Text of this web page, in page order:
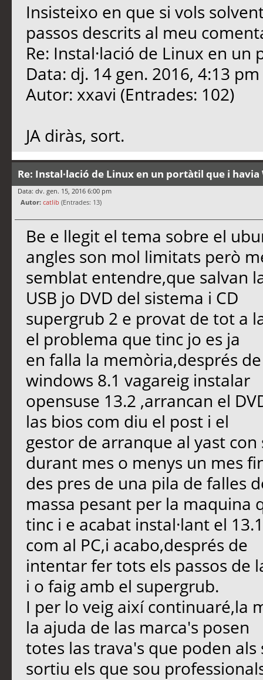
Insisteixo en que si vols
passos descrits al meu
Re: Instal·lació de Linux en
Data: dj. 14 gen. 2016, 4:13 pm
Autor: xxavi (Entrades: 102)
JA diràs, sort.
Re: Instal·lació de Linux en un portàtil que i havia
Data: dv. gen. 15, 2016 6:00 pm
Autor: catlib (Entrades: 13)
Be e llegit el tema sobre el
angles son mol limitats però
semblat entendre,que salvan
USB jo DVD del sistema i CD
supergrub 2 e provat de tot a
el problema que tinc jo es ja
en falla la memòria,després
windows 8.1 vagareig instalar
opensuse 13.2 ,arrancan el
las bios com diu el post i el
gestor de arranque al yast
durant mes o menys un mes
des pres de una pila de falles
massa pesant per la maquina
tinc i e acabat instal·lant el
com al PC,i acabo,després de
intentar fer tots els passos de
i o faig amb el supergrub.
I per lo veig així continuaré,la
la ajuda de las marca's posen
totes las trava's que poden
sortiu els que sou